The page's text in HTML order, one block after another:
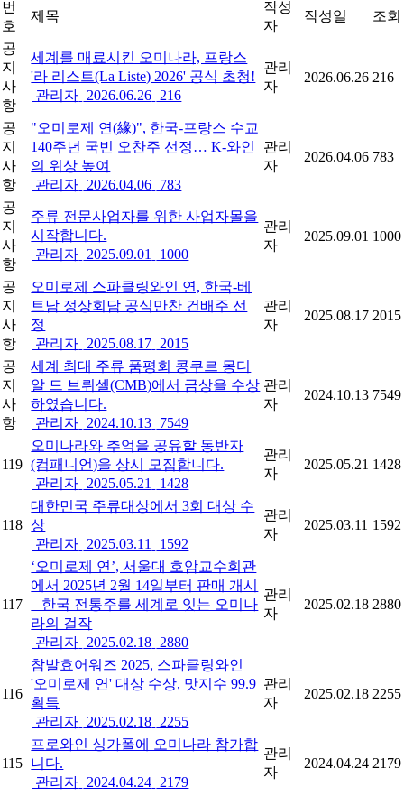
번
호
제목
작성
자
작성일 조회
공
지
사
항
세계를 매료시킨 오미나라, 프랑스
'라 리스트(La Liste) 2026' 공식 초청!
관리자 2026.06.26 216
관리
자
2026.06.26 216
공
지
사
항
"오미로제 연(緣)", 한국-프랑스 수교
140주년 국빈 오찬주 선정… K-와인
의 위상 높여
관리자 2026.04.06 783
관리
자
2026.04.06 783
공
지
사
항
주류 전문사업자를 위한 사업자몰을
시작합니다.
관리자 2025.09.01 1000
관리
자
2025.09.01 1000
공
지
사
항
오미로제 스파클링와인 연, 한국-베
트남 정상회담 공식만찬 건배주 선
정
관리자 2025.08.17 2015
관리
자
2025.08.17 2015
공
지
사
항
세계 최대 주류 품평회 콩쿠르 몽디
알 드 브뤼셀(CMB)에서 금상을 수상
하였습니다.
관리자 2024.10.13 7549
관리
자
2024.10.13 7549
119
오미나라와 추억을 공유할 동반자
(컴패니언)을 상시 모집합니다.
관리자 2025.05.21 1428
관리
자
2025.05.21 1428
118
대한민국 주류대상에서 3회 대상 수
상
관리자 2025.03.11 1592
관리
자
2025.03.11 1592
117
‘오미로제 연’, 서울대 호암교수회관
에서 2025년 2월 14일부터 판매 개시
– 한국 전통주를 세계로 잇는 오미나
라의 걸작
관리자 2025.02.18 2880
관리
자
2025.02.18 2880
116
참발효어워즈 2025, 스파클링와인
'오미로제 연' 대상 수상, 맛지수 99.9
획득
관리자 2025.02.18 2255
관리
자
2025.02.18 2255
115
프로와인 싱가폴에 오미나라 참가합
니다.
관리자 2024.04.24 2179
관리
자
2024.04.24 2179